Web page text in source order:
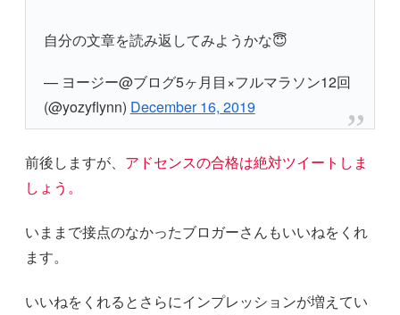
自分の文章を読み返してみようかな😇
— ヨージー@ブログ5ヶ月目×フルマラソン12回
(@yozyflynn) December 16, 2019
前後しますが、 アドセンスの合格は絶対ツイートしま
しょう。
いままで接点のなかったブロガーさんもいいねをくれ
ます。
いいねをくれるとさらにインプレッションが増えてい